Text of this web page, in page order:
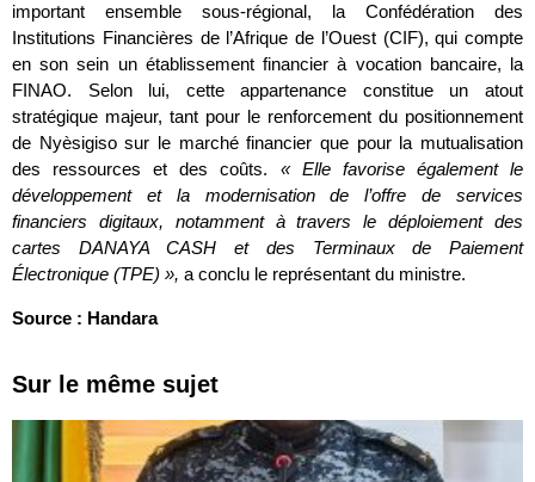
important ensemble sous-régional, la Confédération des
Institutions Financières de l’Afrique de l’Ouest (CIF), qui compte
en son sein un établissement financier à vocation bancaire, la
FINAO. Selon lui, cette appartenance constitue un atout
stratégique majeur, tant pour le renforcement du positionnement
de Nyèsigiso sur le marché financier que pour la mutualisation
des ressources et des coûts. « Elle favorise également le
développement et la modernisation de l’offre de services
financiers digitaux, notamment à travers le déploiement des
cartes DANAYA CASH et des Terminaux de Paiement
Électronique (TPE) », a conclu le représentant du ministre.
Source : Handara
Sur le même sujet